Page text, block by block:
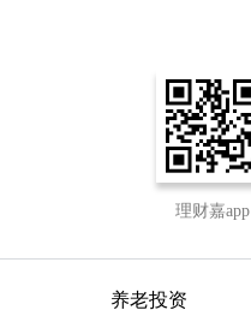
理财嘉app
养老投资